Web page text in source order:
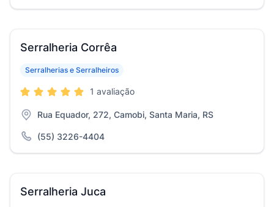
Serralheria Corrêa
Serralherias e Serralheiros
1 avaliação
Rua Equador, 272, Camobi, Santa Maria, RS
(55) 3226-4404
Serralheria Juca